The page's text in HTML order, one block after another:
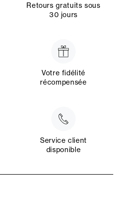
Retours gratuits sous
30 jours
Votre fidélité
récompensée
Service client
disponible